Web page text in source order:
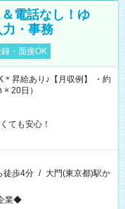
電話なし！ゆ
・事務
・面接OK
昇給あり♪【月収例】 ・約
20日）
ても安心！
徒歩4分 / 大門(東京都)駅か
業◆